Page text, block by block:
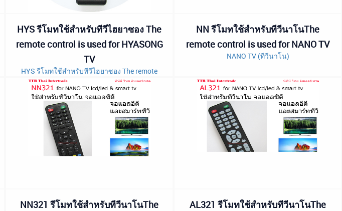
HYS รีโมทใช้สำหรับทีวีไฮยาซอง The
remote control is used for HYASONG
TV
HYS รีโมทใช้สำหรับทีวีไฮยาซอง The remote
control is used for HYASONG TV
NN รีโมทใช้สำหรับทีวีนาโนThe
remote control is used for NANO TV
NANO TV (ทีวีนาโน)
NN321 รีโมทใช้สำหรับทีวีนาโนThe
AL321 รีโมทใช้สำหรับทีวีนาโนThe